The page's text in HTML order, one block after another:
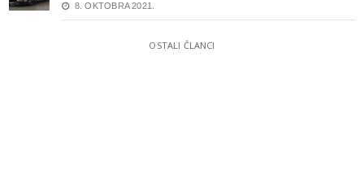
8. OKTOBRA 2021.
OSTALI ČLANCI